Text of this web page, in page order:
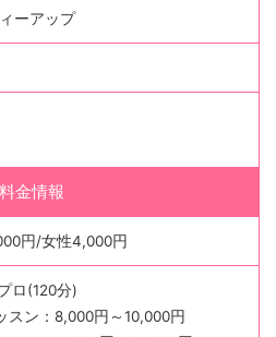
ーアップ
料金情報
円/女性4,000円
ロ(120分)
スン：8,000円～10,000円